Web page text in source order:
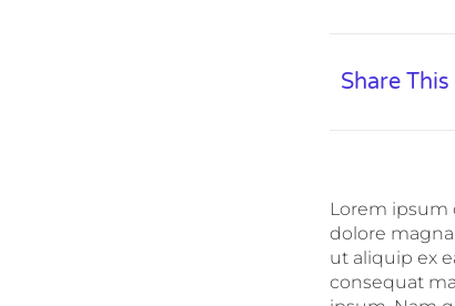
Share
Lorem ipsum
dolore
ut aliquip ex
consequat